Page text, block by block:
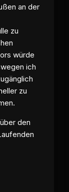
an der
zu
würde
ich
zu
den